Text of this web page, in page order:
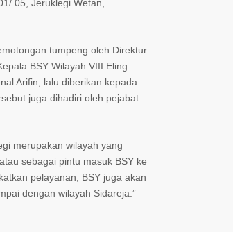
05, Jeruklegi Wetan,
tumpeng oleh Direktur
BSY Wilayah VIII Eling
Arifin, lalu diberikan kepada
juga dihadiri oleh pejabat
merupakan wilayah yang
sebagai pintu masuk BSY ke
pelayanan, BSY juga akan
dengan wilayah Sidareja.”